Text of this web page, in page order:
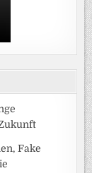
Fake